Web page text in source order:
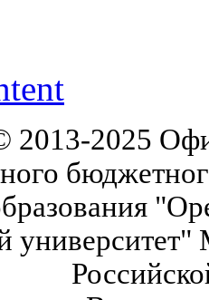
2013-2025
университет"